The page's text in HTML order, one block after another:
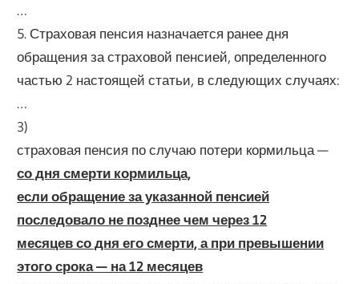
…
5. Страховая пенсия назначается ранее дня
обращения за страховой пенсией, определенного
частью 2 настоящей статьи, в следующих случаях:
…
3)
страховая пенсия по случаю потери кормильца —
со дня смерти кормильца,
если обращение за указанной пенсией
последовало не позднее чем через 12
месяцев со дня его смерти, а при превышении
этого срока — на 12 месяцев